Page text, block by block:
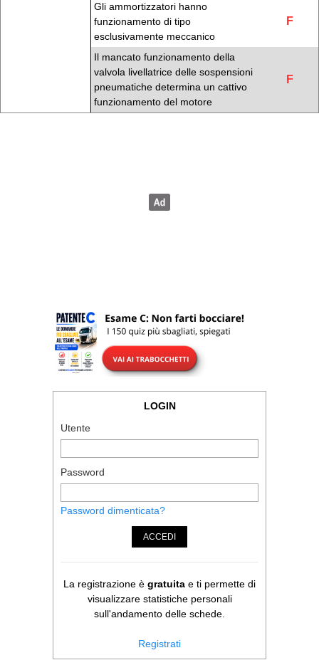
Gli ammortizzatori hanno
funzionamento di tipo
esclusivamente meccanico
F
Il mancato funzionamento della
valvola livellatrice delle sospensioni
pneumatiche determina un cattivo
funzionamento del motore
F
LOGIN
Utente
Password
Password dimenticata?
ACCEDI
La registrazione è gratuita e ti permette di
visualizzare statistiche personali
sull'andamento delle schede.
Registrati